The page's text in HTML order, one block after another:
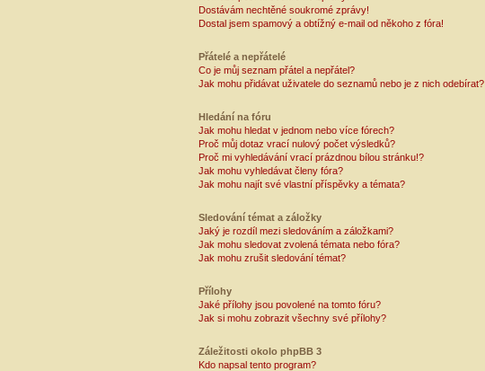
Dostávám nechtěné soukromé zprávy!
Dostal jsem spamový a obtížný e-mail od někoho z fóra!
Přátelé a nepřátelé
Co je můj seznam přátel a nepřátel?
Jak mohu přidávat uživatele do seznamů nebo je z nich odebírat?
Hledání na fóru
Jak mohu hledat v jednom nebo více fórech?
Proč můj dotaz vrací nulový počet výsledků?
Proč mi vyhledávání vrací prázdnou bílou stránku!?
Jak mohu vyhledávat členy fóra?
Jak mohu najít své vlastní příspěvky a témata?
Sledování témat a záložky
Jaký je rozdíl mezi sledováním a záložkami?
Jak mohu sledovat zvolená témata nebo fóra?
Jak mohu zrušit sledování témat?
Přílohy
Jaké přílohy jsou povolené na tomto fóru?
Jak si mohu zobrazit všechny své přílohy?
Záležitosti okolo phpBB 3
Kdo napsal tento program?